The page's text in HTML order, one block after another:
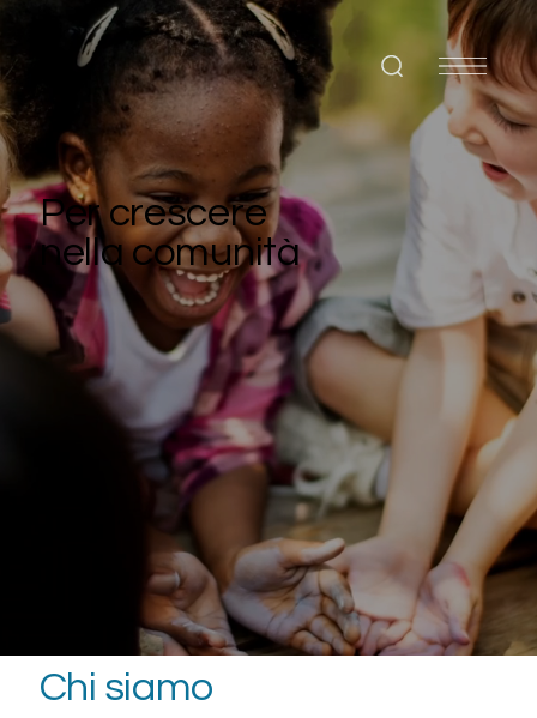
Per crescere
nella comunità
Chi siamo